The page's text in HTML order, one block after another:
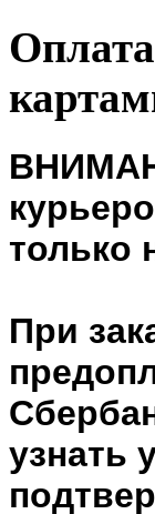
только
При
узнать